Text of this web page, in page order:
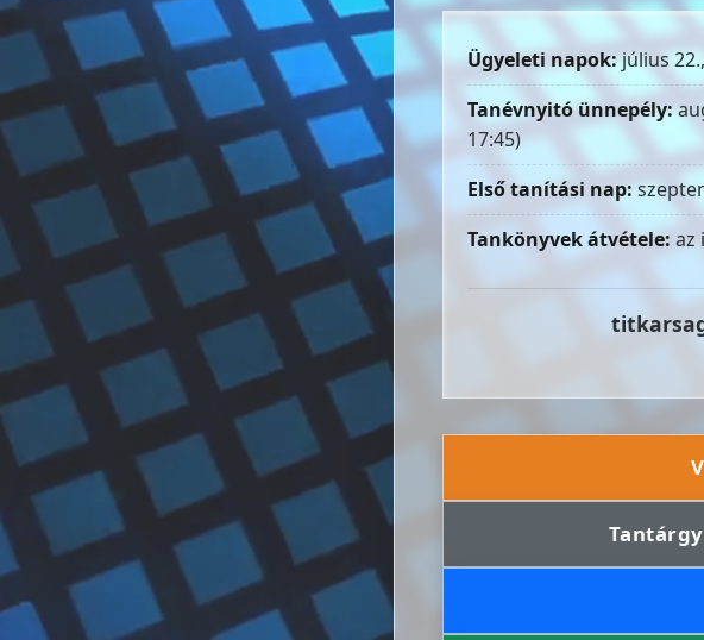
Ügyeleti napok:július
Tanévnyitó ünnepély:
17:45)
Első tanítási nap:
Tankönyvek átvétele: az